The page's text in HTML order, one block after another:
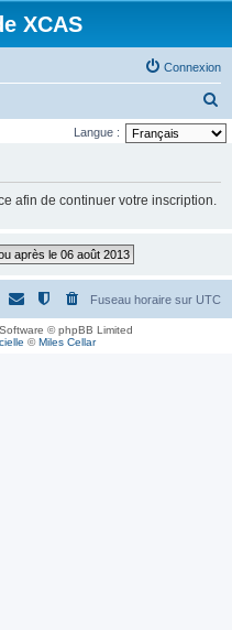
XCAS
Connexion
e
h
Langue :
afin de continuer votre inscription.
après le 06 août 2013
Fuseau horaire sur UTC
© phpBB Limited
©Miles Cellar